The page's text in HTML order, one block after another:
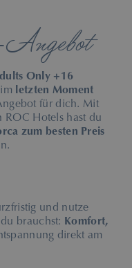
Only +16
letzten Moment
für dich. Mit
ROC Hotels hast du
zum besten Preis
und nutze
brauchst: Komfort,
direkt am